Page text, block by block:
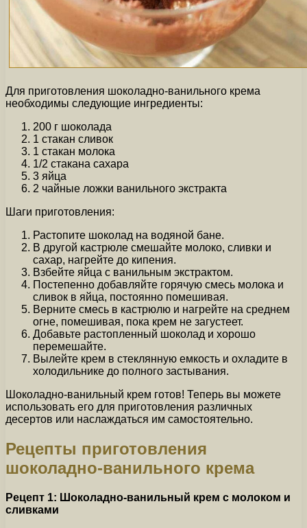
Для приготовления шоколадно-ванильного крема
необходимы следующие ингредиенты:
200 г шоколада
1 стакан сливок
1 стакан молока
1/2 стакана сахара
3 яйца
2 чайные ложки ванильного экстракта
Шаги приготовления:
Растопите шоколад на водяной бане.
В другой кастрюле смешайте молоко, сливки и
сахар, нагрейте до кипения.
Взбейте яйца с ванильным экстрактом.
Постепенно добавляйте горячую смесь молока и
сливок в яйца, постоянно помешивая.
Верните смесь в кастрюлю и нагрейте на среднем
огне, помешивая, пока крем не загустеет.
Добавьте растопленный шоколад и хорошо
перемешайте.
Вылейте крем в стеклянную емкость и охладите в
холодильнике до полного застывания.
Шоколадно-ванильный крем готов! Теперь вы можете
использовать его для приготовления различных
десертов или наслаждаться им самостоятельно.
Рецепты приготовления
шоколадно-ванильного крема
Рецепт 1: Шоколадно-ванильный крем с молоком и
сливками